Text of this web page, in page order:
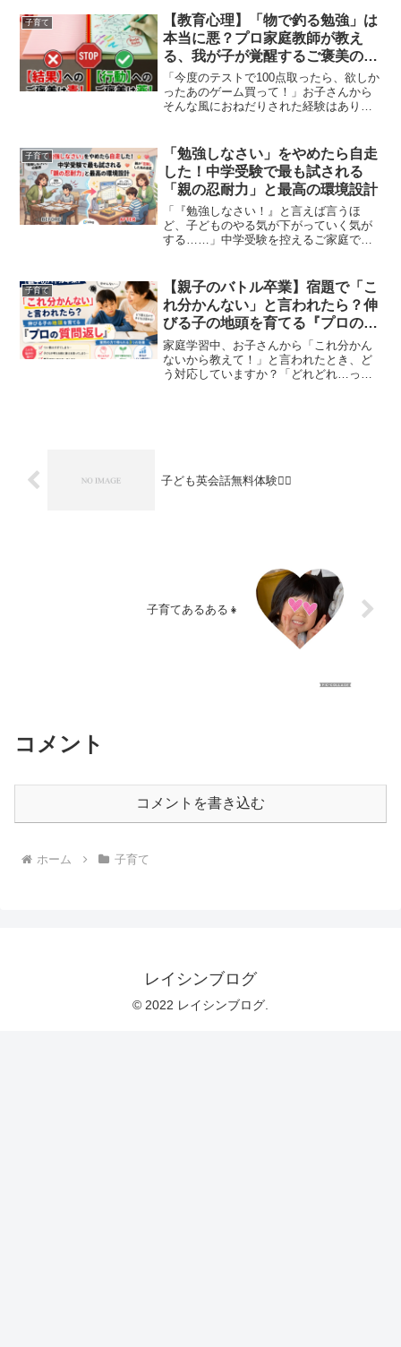
ょう！」とハッパをかけられた親御さん
から、このような切実なご相...
子育て
【教育心理】「物で釣る勉強」は
本当に悪？プロ家庭教師が教え
る、我が子が覚醒するご褒美の
『正しい境界線』
「今度のテストで100点取ったら、欲しか
ったあのゲーム買って！」お子さんから
そんな風におねだりされた経験はありま
親の側から条件を出したことがあるかも
しれません。世間では...
子育て
「勉強しなさい」をやめたら自走
した！中学受験で最も試される
「親の忍耐力」と最高の環境設計
「『勉強しなさい！』と言えば言うほ
ど、子どものやる気が下がっていく気が
する……」中学受験を控えるご家庭で、
親御さんのストレスは、本当に計り知れ
ないものがありますよね。そん...
子育て
【親子のバトル卒業】宿題で「こ
れ分かんない」と言われたら？伸
びる子の地頭を育てる『プロの質
問返し』
家庭学習中、お子さんから「これ分かん
ないから教えて！」と言われたとき、ど
う対応していますか？「どれどれ…っ
子ども英会話無料体験🙎‍♀️
子育てあるある👧
コメント
コメントを書き込む
ホーム 子育て
レイシンブログ
© 2022 レイシンブログ.